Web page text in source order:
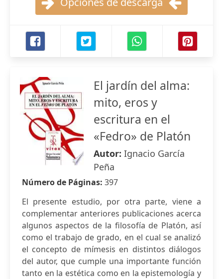
El jardín del alma:
mito, eros y
escritura en el
«Fedro» de Platón
Autor: Ignacio García
Peña
Número de Páginas: 397
El presente estudio, por otra parte, viene a
complementar anteriores publicaciones acerca
algunos aspectos de la filosofía de Platón, así
como el trabajo de grado, en el cual se analizó
el concepto de mímesis en distintos diálogos
del autor, que cumple una importante función
tanto en la estética como en la epistemología y